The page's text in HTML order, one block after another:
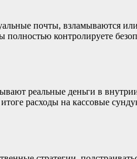
почты, взламываются
контролируете
реальные деньги в
расходы на кассовые